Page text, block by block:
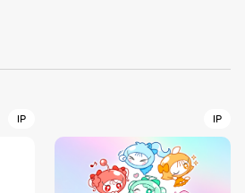
IP IP